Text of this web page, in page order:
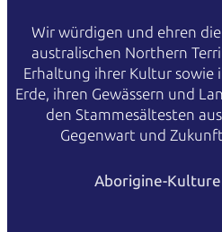
Wir würdigen und ehren
australischen Northern
Erhaltung ihrer Kultur sowie
Erde, ihren Gewässern und
den Stammesältesten
Gegenwart und
Aborigine-